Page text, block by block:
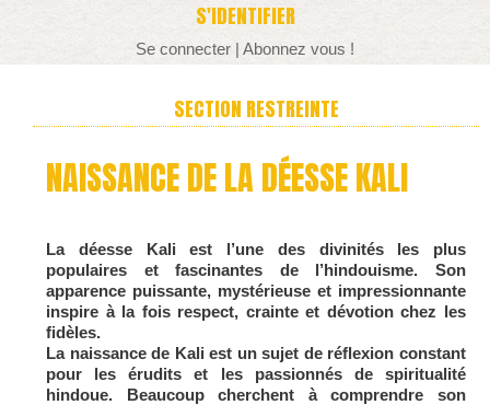
S'IDENTIFIER
Se connecter | Abonnez vous !
SECTION RESTREINTE
NAISSANCE DE LA DÉESSE KALI
La déesse Kali est l’une des divinités les plus
populaires et fascinantes de l’hindouisme. Son
apparence puissante, mystérieuse et impressionnante
inspire à la fois respect, crainte et dévotion chez les
fidèles.
La naissance de Kali est un sujet de réflexion constant
pour les érudits et les passionnés de spiritualité
hindoue. Beaucoup cherchent à comprendre son